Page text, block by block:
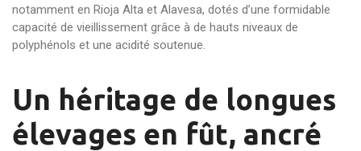
notamment en Rioja Alta et Alavesa, dotés d’une formidable
capacité de vieillissement grâce à de hauts niveaux de
polyphénols et une acidité soutenue.
Un héritage de longues
élevages en fût, ancré